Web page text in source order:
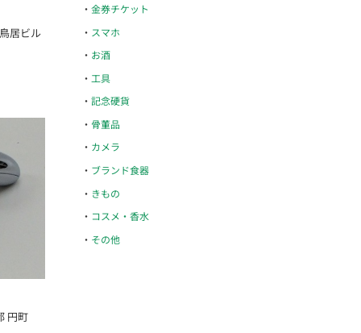
居ビル
円町
金券チケット
スマホ
お酒
工具
記念硬貨
骨董品
カメラ
ブランド食器
きもの
コスメ・香水
その他